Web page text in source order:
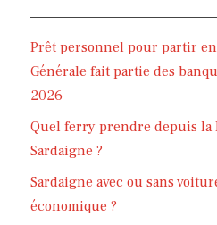
Prêt personnel pour partir en
Générale fait partie des
2026
Quel ferry prendre depuis la
Sardaigne ?
Sardaigne avec ou sans
économique ?